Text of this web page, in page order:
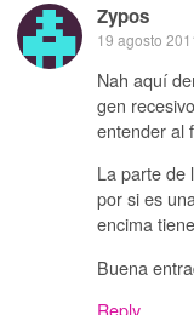
Zypos
19 agosto
Nah aquí
gen
entender al
La parte de
por si es
encima
Buena
Reply